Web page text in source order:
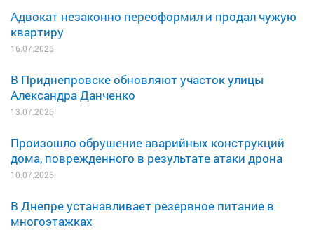
Адвокат незаконно переоформил и продал чужую
квартиру
16.07.2026
В Приднепровске обновляют участок улицы
Александра Данченко
13.07.2026
Произошло обрушение аварийных конструкций
дома, поврежденного в результате атаки дрона
10.07.2026
В Днепре устанавливает резервное питание в
многоэтажках